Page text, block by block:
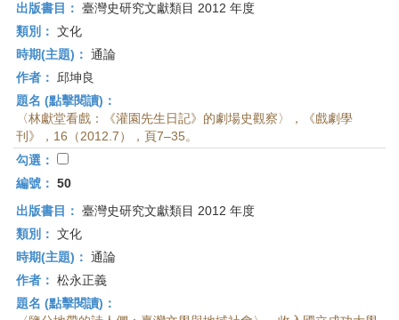
出版書目： 臺灣史研究文獻類目 2012 年度
類別： 文化
時期(主題)： 通論
作者：
邱坤良
題名 (點擊閱讀)：
〈林獻堂看戲：《灌園先生日記》的劇場史觀察〉，《戲劇學
刊》，16（2012.7），頁7–35。
勾選：
編號： 50
出版書目： 臺灣史研究文獻類目 2012 年度
類別： 文化
時期(主題)： 通論
作者： 松永正義
題名 (點擊閱讀)：